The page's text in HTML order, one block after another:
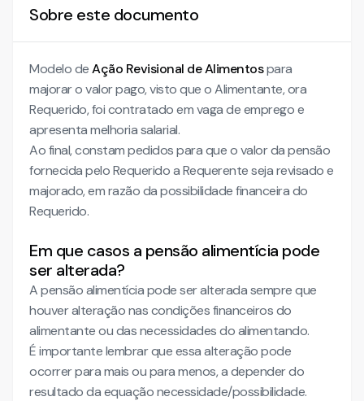
Sobre este documento
Modelo deAção Revisional de Alimentospara
majorar o valor pago, visto que o Alimentante, ora
Requerido, foi contratado em vaga de emprego e
apresenta melhoria salarial.
Ao final, constam pedidos para que o valor da pensão
fornecida pelo Requerido a Requerente seja revisado e
majorado, em razão da possibilidade financeira do
Requerido.
Em que casos a pensão alimentícia pode
ser alterada?
A pensão alimentícia pode ser alterada sempre que
houver alteração nas condições financeiros do
alimentante ou das necessidades do alimentando.
É importante lembrar que essa alteração pode
ocorrer para mais ou para menos, a depender do
resultado da equação necessidade/possibilidade.